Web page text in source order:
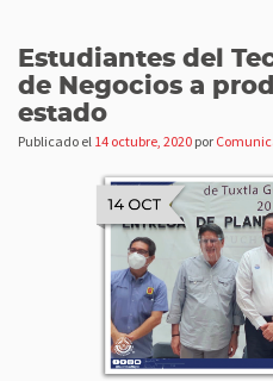
Estudiantes del
de Negocios a
estado
Publicado el 14 octubre, 2020 por